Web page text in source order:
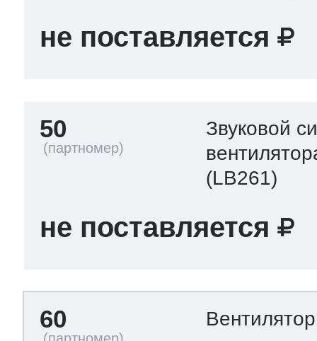
не поставляется
50
Звуковой
(LB261)
не поставляется
60